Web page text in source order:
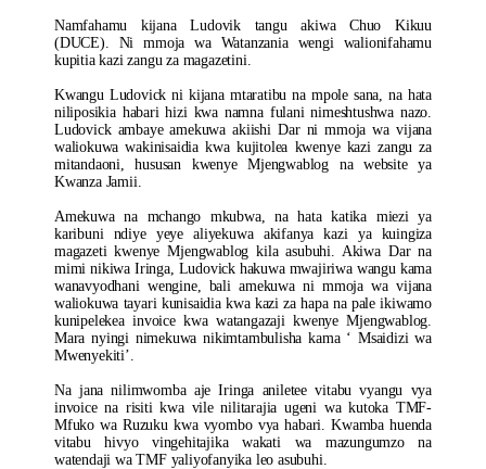
Namfahamu kijana Ludovik tangu akiwa Chuo Kikuu
(DUCE). Ni mmoja wa Watanzania wengi walionifahamu
kupitia kazi zangu za magazetini.
Kwangu Ludovick ni kijana mtaratibu na mpole sana, na hata
niliposikia habari hizi kwa namna fulani nimeshtushwa nazo.
Ludovick ambaye amekuwa akiishi Dar ni mmoja wa vijana
waliokuwa wakinisaidia kwa kujitolea kwenye kazi zangu za
mitandaoni, hususan kwenye Mjengwablog na website ya
Kwanza Jamii.
Amekuwa na mchango mkubwa, na hata katika miezi ya
karibuni ndiye yeye aliyekuwa akifanya kazi ya kuingiza
magazeti kwenye Mjengwablog kila asubuhi. Akiwa Dar na
mimi nikiwa Iringa, Ludovick hakuwa mwajiriwa wangu kama
wanavyodhani wengine, bali amekuwa ni mmoja wa vijana
waliokuwa tayari kunisaidia kwa kazi za hapa na pale ikiwamo
kunipelekea invoice kwa watangazaji kwenye Mjengwablog.
Mara nyingi nimekuwa nikimtambulisha kama ‘ Msaidizi wa
Mwenyekiti’.
Na jana nilimwomba aje Iringa aniletee vitabu vyangu vya
invoice na risiti kwa vile nilitarajia ugeni wa kutoka TMF-
Mfuko wa Ruzuku kwa vyombo vya habari. Kwamba huenda
vitabu hivyo vingehitajika wakati wa mazungumzo na
watendaji wa TMF yaliyofanyika leo asubuhi.